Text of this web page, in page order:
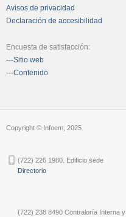
Avisos de privacidad
Declaración de accesibilidad
Encuesta de satisfacción:
---Sitio web
---Contenido
Copyright © Infoem, 2025
(722) 226 1980. Edificio sede
Directorio
(722) 238 8490 Contraloría Interna y